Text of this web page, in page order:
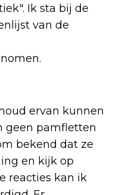
Ik sta bij de
van de
ervan kunnen
geen pamfletten
bekend dat ze
en kijk op
reacties kan ik